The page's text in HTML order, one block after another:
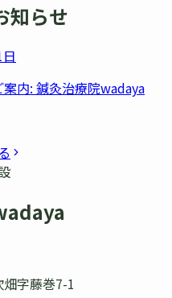
知らせ
内: 鍼灸治療院wadaya
字藤巻7-1